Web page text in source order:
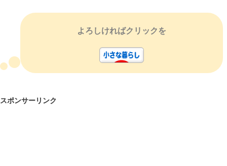
よろしければクリックを
スポンサーリンク